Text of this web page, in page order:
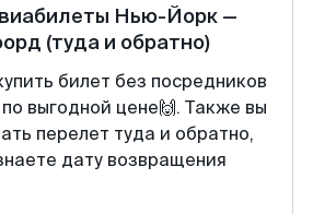
Нью-Йорк —
(туда и обратно)
билет без посредников
выгодной цене🙌. Также вы
перелет туда и обратно,
дату возвращения